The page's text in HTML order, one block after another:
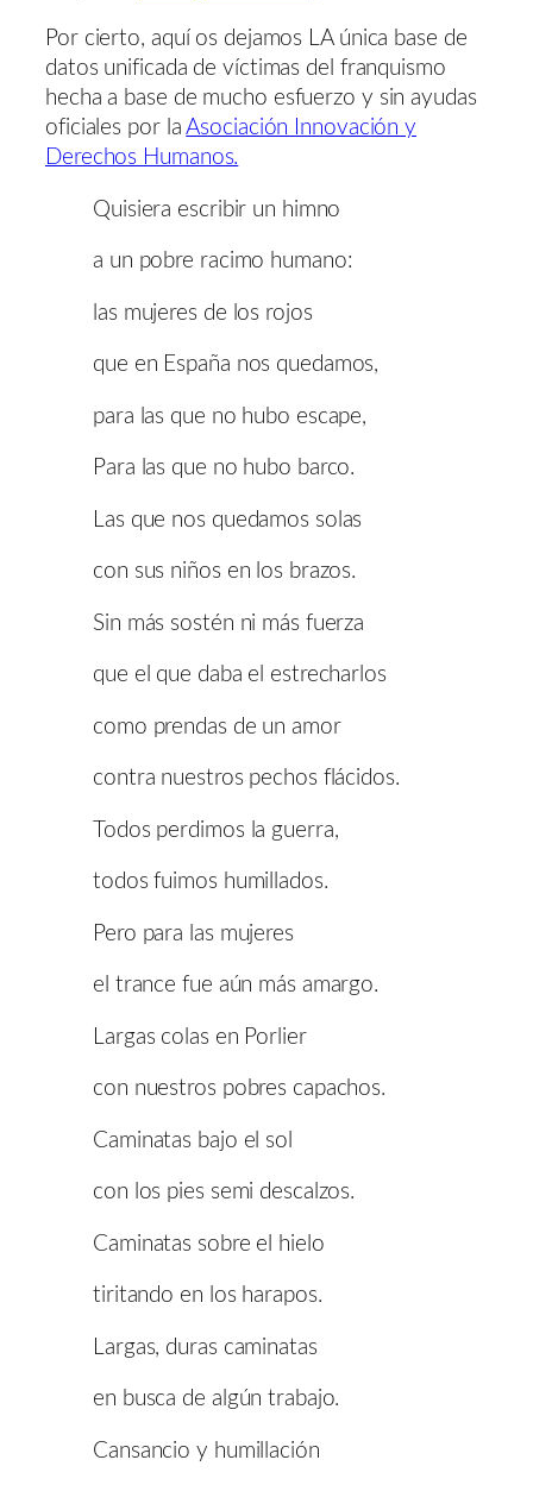
Por cierto, aquí os dejamos LA única base de
datos unificada de víctimas del franquismo
hecha a base de mucho esfuerzo y sin ayudas
oficiales por laAsociación Innovación y
Derechos Humanos.
Quisiera escribir un himno
a un pobre racimo humano:
las mujeres de los rojos
que en España nos quedamos,
para las que no hubo escape,
Para las que no hubo barco.
Las que nos quedamos solas
con sus niños en los brazos.
Sin más sostén ni más fuerza
que el que daba el estrecharlos
como prendas de un amor
contra nuestros pechos flácidos.
Todos perdimos la guerra,
todos fuimos humillados.
Pero para las mujeres
el trance fue aún más amargo.
Largas colas en Porlier
con nuestros pobres capachos.
Caminatas bajo el sol
con los pies semi descalzos.
Caminatas sobre el hielo
tiritando en los harapos.
Largas, duras caminatas
en busca de algún trabajo.
Cansancio y humillación